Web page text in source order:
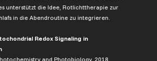
unterstützt die Idee, Rotlichttherapie zur
in die Abendroutine zu integrieren.
Redox Signaling in
and Photobiology, 2018